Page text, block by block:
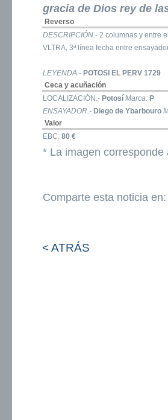
gracia de Dios rey de
Reverso
DESCRIPCIÓN.- 2 columnas y entre
VLTRA, 3ª línea fecha entre
LEYENDA.- POTOSI EL PERV 1729
Ceca y acuñación
LOCALIZACIÓN.- Potosí Marca: P
ENSAYADOR.- Diego de Ybarbouro
Valor
EBC: 80 €
* La imagen corresponde
Comparte esta noticia en:
< ATRÁS